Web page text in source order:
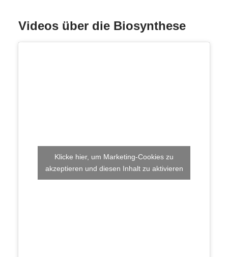
Videos über die Biosynthese
Klicke hier, um Marketing-Cookies zu
akzeptieren und diesen Inhalt zu aktivieren